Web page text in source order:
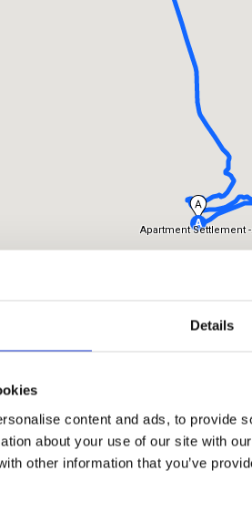
Details
content and ads, to provide
about your use of our site with
other information that you’ve